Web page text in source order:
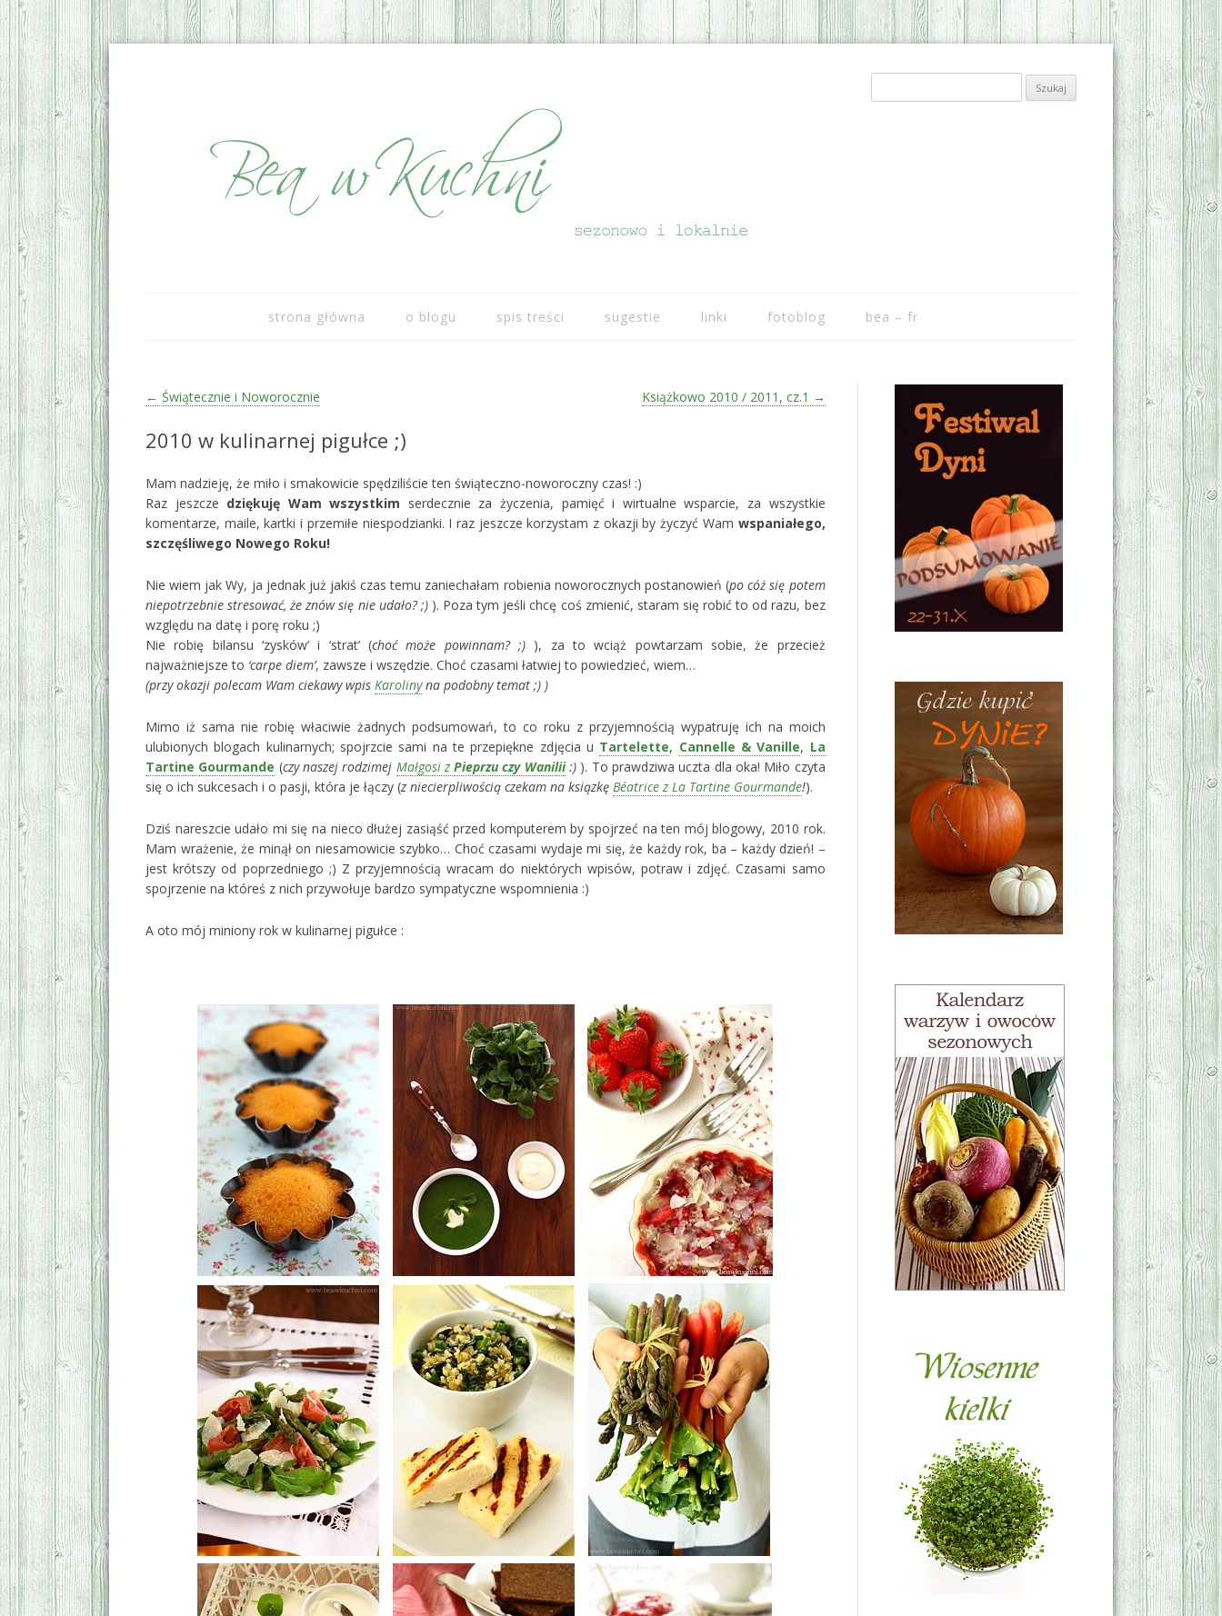
Szukaj:
strona główna
o blogu spis treści sugestie linki fotoblog bea – fr
Zobacz wpisy
← Świątecznie i Noworocznie Książkowo 2010 / 2011, cz.1 →
2010 w kulinarnej pigułce ;)
Mam nadzieję, że miło i smakowicie spędziliście ten świąteczno-noworoczny czas! :)
Raz jeszcze dziękuję Wam wszystkim serdecznie za życzenia, pamięć i wirtualne wsparcie, za wszystkie
komentarze, maile, kartki i przemiłe niespodzianki. I raz jeszcze korzystam z okazji by życzyć Wam wspaniałego,
szczęśliwego Nowego Roku!
Nie wiem jak Wy, ja jednak już jakiś czas temu zaniechałam robienia noworocznych postanowień (po cóż się potem
niepotrzebnie stresować, że znów się nie udało? ;)). Poza tym jeśli chcę coś zmienić, staram się robić to od razu, bez
względu na datę i porę roku ;)
Nie robię bilansu ‘zysków’ i ‘strat’ (choć może powinnam? ;) ), za to wciąż powtarzam sobie, że przecież
najważniejsze to ‘carpe diem’, zawsze i wszędzie. Choć czasami łatwiej to powiedzieć, wiem…
(przy okazji polecam Wam ciekawy wpis Karolinyna podobny temat ;) )
Mimo iż sama nie robię właciwie żadnych podsumowań, to co roku z przyjemnością wypatruję ich na moich
ulubionych blogach kulinarnych; spojrzcie sami na te przepiękne zdjęcia u Tartelette, Cannelle & Vanille, La
Tartine Gourmande (czy naszej rodzimej Małgosi zPieprzu czy Wanilii:) ). To prawdziwa uczta dla oka! Miło czyta
się o ich sukcesach i o pasji, która je łączy (z niecierpliwością czekam na ksiązkę Béatrice z La Tartine Gourmande!).
Dziś nareszcie udało mi się na nieco dłużej zasiąść przed komputerem by spojrzeć na ten mój blogowy, 2010 rok.
Mam wrażenie, że minął on niesamowicie szybko… Choć czasami wydaje mi się, że każdy rok, ba – każdy dzień! –
jest krótszy od poprzedniego ;) Z przyjemnością wracam do niektórych wpisów, potraw i zdjęć. Czasami samo
spojrzenie na któreś z nich przywołuje bardzo sympatyczne wspomnienia :)
A oto mój miniony rok w kulinarnej pigułce :